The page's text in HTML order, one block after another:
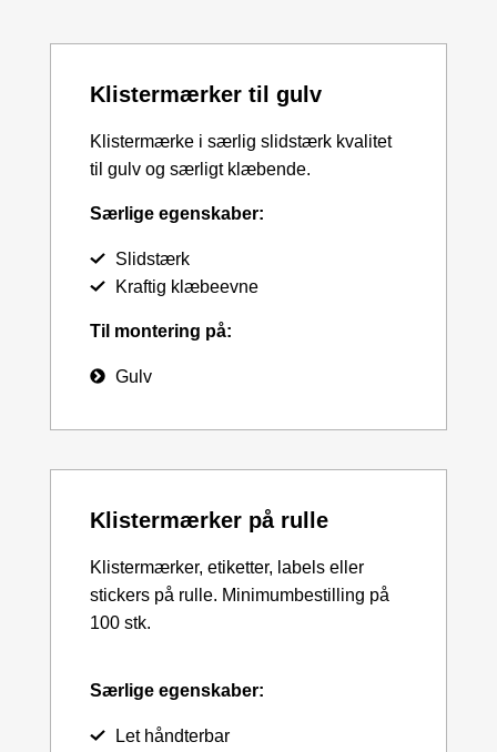
Klistermærker til gulv
Klistermærke i særlig slidstærk kvalitet
til gulv og særligt klæbende.
Særlige egenskaber:
Slidstærk
Kraftig klæbeevne
Til montering på:
Gulv
Klistermærker på rulle
Klistermærker, etiketter, labels eller
stickers på rulle. Minimumbestilling på
100 stk.
Særlige egenskaber:
Let håndterbar